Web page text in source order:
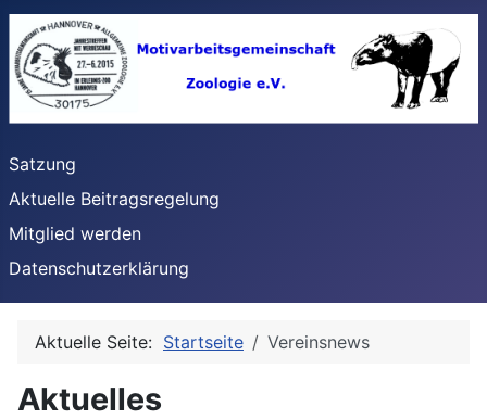
Satzung
Aktuelle Beitragsregelung
Mitglied werden
Datenschutzerklärung
Aktuelle Seite: Startseite Vereinsnews
Aktuelles